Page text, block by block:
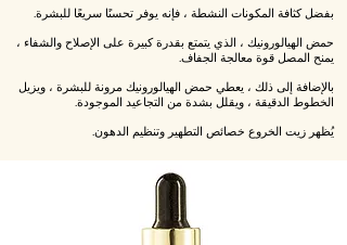
بفضل كثافة المكونات النشطة ، فإنه يوفر تحسنًا سريعًا للبشرة.
حمض الهيالورونيك ، الذي يتمتع بقدرة كبيرة على الإصلاح والشفاء ،
يمنح المصل قوة معالجة الجفاف.
بالإضافة إلى ذلك ، يعطي حمض الهيالورونيك مرونة للبشرة ، ويزيل
الخطوط الدقيقة ، ويقلل بشدة من التجاعيد الموجودة.
يُظهر زيت الخروع خصائص التطهير وتنظيم الدهون.